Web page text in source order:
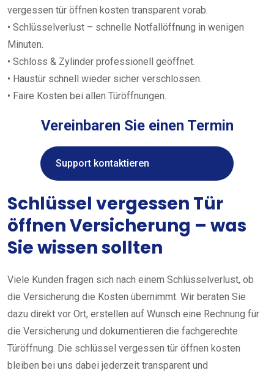
vergessen tür öffnen kosten transparent vorab.
• Schlüsselverlust – schnelle Notfallöffnung in wenigen
Minuten.
• Schloss & Zylinder professionell geöffnet.
• Haustür schnell wieder sicher verschlossen.
• Faire Kosten bei allen Türöffnungen.
Vereinbaren Sie einen Termin
Support kontaktieren
Schlüssel vergessen Tür
öffnen Versicherung – was
Sie wissen sollten
Viele Kunden fragen sich nach einem Schlüsselverlust, ob
die Versicherung die Kosten übernimmt. Wir beraten Sie
dazu direkt vor Ort, erstellen auf Wunsch eine Rechnung für
die Versicherung und dokumentieren die fachgerechte
Türöffnung. Die schlüssel vergessen tür öffnen kosten
bleiben bei uns dabei jederzeit transparent und